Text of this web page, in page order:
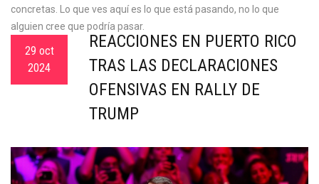
concretas. Lo que ves aquí es lo que está pasando, no lo que
alguien cree que podría pasar.
29 oct
2024
REACCIONES EN PUERTO RICO
TRAS LAS DECLARACIONES
OFENSIVAS EN RALLY DE
TRUMP